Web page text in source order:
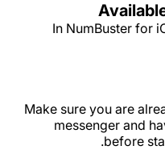
In NumBuster for
📌 Make sure you are
messenger and
before